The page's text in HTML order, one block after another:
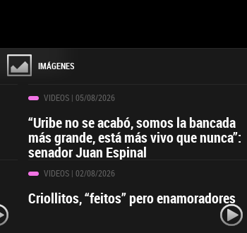
IMÁGENES
VIDEOS| 05/08/2026
“Uribe no se acabó, somos la bancada
más grande, está más vivo que nunca”:
senador Juan Espinal
VIDEOS| 02/08/2026
Criollitos, “feitos” pero enamoradores